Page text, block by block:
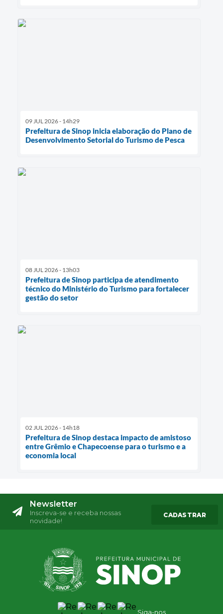
09 JUL 2026 - 14h29
Prefeitura de Sinop inicia elaboração do Plano de
Desenvolvimento Setorial do Turismo de Pesca
08 JUL 2026 - 13h03
Prefeitura de Sinop participa de atendimento
técnico do Ministério do Turismo para fortalecer
gestão do setor
02 JUL 2026 - 14h18
Prefeitura de Sinop destaca impacto de amistoso
entre Grêmio e Chapecoense para o turismo e a
economia local
Newsletter
Inscreva-se e receba nossas
novidade!
CADASTRAR
Siga-nos